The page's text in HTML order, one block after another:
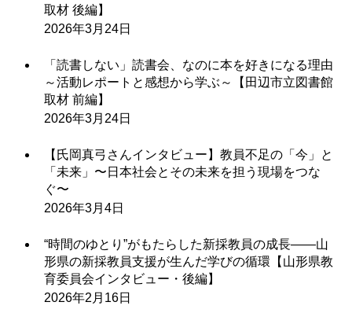
取材 後編】
2026年3月24日
「読書しない」読書会、なのに本を好きになる理由
～活動レポートと感想から学ぶ～【田辺市立図書館
取材 前編】
2026年3月24日
【氏岡真弓さんインタビュー】教員不足の「今」と
「未来」〜日本社会とその未来を担う現場をつな
ぐ〜
2026年3月4日
“時間のゆとり”がもたらした新採教員の成長――山
形県の新採教員支援が生んだ学びの循環【山形県教
育委員会インタビュー・後編】
2026年2月16日